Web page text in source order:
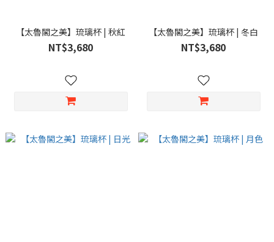
【太魯閣之美】琉璃杯 | 秋紅
NT$3,680
【太魯閣之美】琉璃杯 | 冬白
NT$3,680